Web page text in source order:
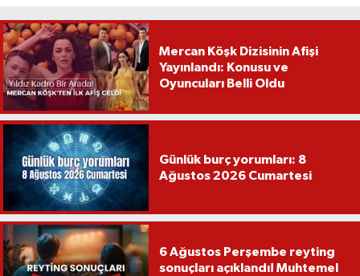
Mercan Köşk Dizisinin Afişi
Yayınlandı: Konusu ve
Oyuncuları Belli Oldu
Günlük burç yorumları: 8
Ağustos 2026 Cumartesi
6 Ağustos Perşembe reyting
sonuçları açıklandı! Muhtemel